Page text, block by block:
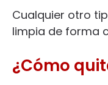
Cualquier otro
limpia de forma
¿Cómo